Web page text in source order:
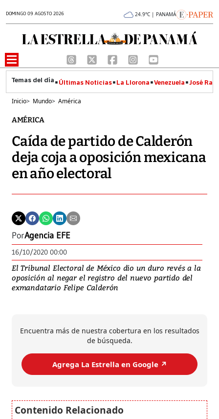
DOMINGO 09 AGOSTO 2026 24.9°C | PANAMÁ
Últimas Noticias La Llorona Venezuela José
Inicio> Mundo> América
AMÉRICA
Caída de partido de Calderón
deja coja a oposición mexicana
en año electoral
PorAgencia EFE
16/10/2020 00:00
El Tribunal Electoral de México dio un duro revés a la
oposición al negar el registro del nuevo partido del
exmandatario Felipe Calderón
Encuentra más de nuestra cobertura en los resultados
de búsqueda.
Agrega La Estrella en Google ↗️